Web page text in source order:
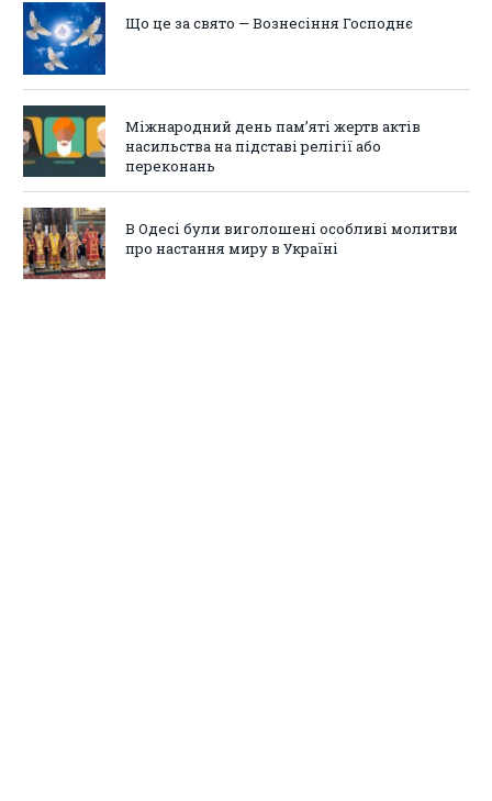
Що це за свято — Вознесіння Господнє
Міжнародний день пам’яті жертв актів
насильства на підставі релігії або
переконань
В Одесі були виголошені особливі молитви
про настання миру в Україні